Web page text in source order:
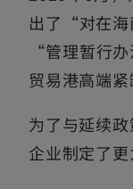
出了“对在海
“管理暂行
贸易港高端
为了与延续
企业制定了